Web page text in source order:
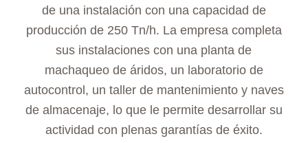
de una instalación con una capacidad de
producción de 250 Tn/h. La empresa completa
sus instalaciones con una planta de
machaqueo de áridos, un laboratorio de
autocontrol, un taller de mantenimiento y naves
de almacenaje, lo que le permitedesarrollar su
actividad con plenas garantías de éxito.